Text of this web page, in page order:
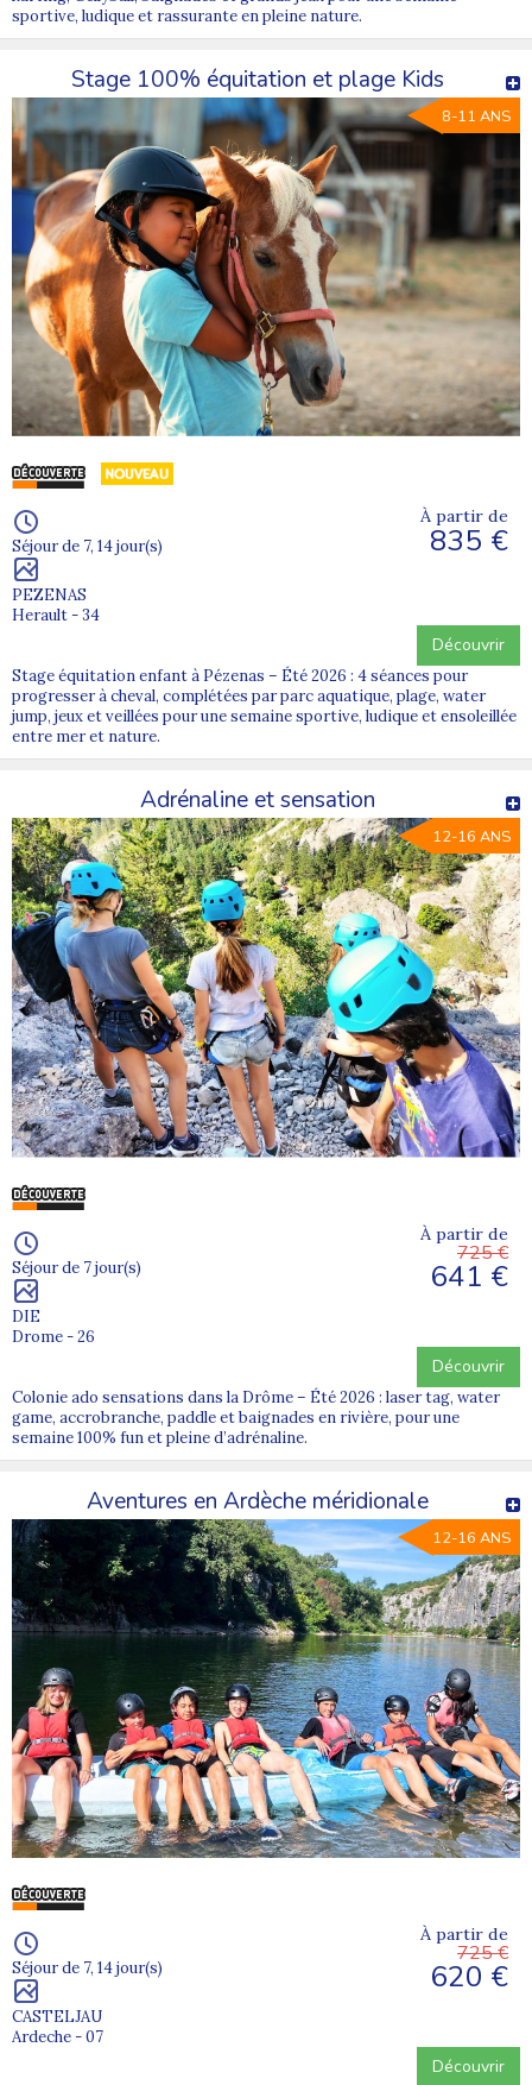
sportive, ludique et rassurante en pleine nature.
Stage 100% équitation et plage Kids
8-11 ANS
Séjour de 7, 14 jour(s)
PEZENAS
Herault - 34
À partir de
835 €
Découvrir
Stage équitation enfant à Pézenas – Été 2026 : 4 séances pour
progresser à cheval, complétées par parc aquatique, plage, water
jump, jeux et veillées pour une semaine sportive, ludique et ensoleillée
entre mer et nature.
Adrénaline et sensation
12-16 ANS
Séjour de 7 jour(s)
DIE
Drome - 26
À partir de
725 €
641 €
Découvrir
Colonie ado sensations dans la Drôme – Été 2026 : laser tag, water
game, accrobranche, paddle et baignades en rivière, pour une
semaine 100% fun et pleine d’adrénaline.
Aventures en Ardèche méridionale
12-16 ANS
Séjour de 7, 14 jour(s)
CASTELJAU
Ardeche - 07
À partir de
725 €
620 €
Découvrir